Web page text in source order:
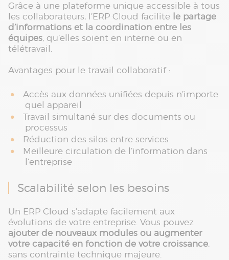
Grâce à une plateforme unique accessible à tous
les collaborateurs, l’ERP Cloud facilite le partage
d’informations et la coordination entre les
équipes, qu’elles soient en interne ou en
télétravail.
Avantages pour le travail collaboratif :
Accès aux données unifiées depuis n’importe
quel appareil
Travail simultané sur des documents ou
processus
Réduction des silos entre services
Meilleure circulation de l’information dans
l’entreprise
Scalabilité selon les besoins
Un ERP Cloud s’adapte facilement aux
évolutions de votre entreprise. Vous pouvez
ajouter de nouveaux modules ou augmenter
votre capacité en fonction de votre croissance,
sans contrainte technique majeure.